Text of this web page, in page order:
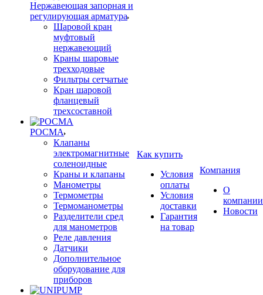
Нержавеющая запорная и
регулирующая арматура
Шаровой кран
муфтовый
нержавеющий
Краны шаровые
трехходовые
Фильтры сетчатые
Кран шаровой
фланцевый
трехсоставной
РОСМА
Клапаны
электромагнитные
соленоидные
Краны и клапаны
Манометры
Термометры
Термоманометры
Разделители сред
для манометров
Реле давления
Датчики
Дополнительное
оборудование для
приборов
Как купить
Условия
оплаты
Условия
доставки
Гарантия
на товар
Компания
О
компании
Новости